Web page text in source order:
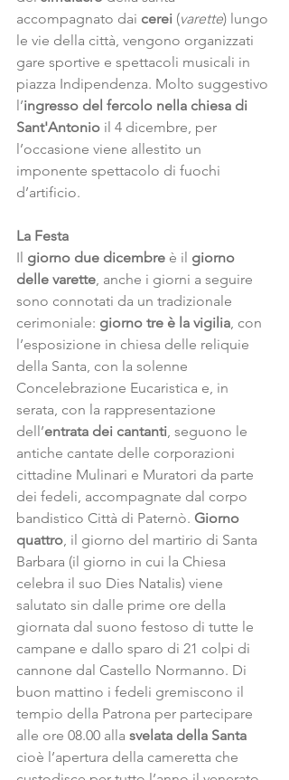
accompagnato dai cerei (varette) lungo
le vie della città, vengono organizzati
gare sportive e spettacoli musicali in
piazza Indipendenza. Molto suggestivo
l’ingresso del fercolo nella chiesa di
Sant'Antonio il 4 dicembre, per
l’occasione viene allestito un
imponente spettacolo di fuochi
d’artificio.
La Festa
Il giorno due dicembre è il giorno
delle varette, anche i giorni a seguire
sono connotati da un tradizionale
cerimoniale: giorno tre è la vigilia, con
l’esposizione in chiesa delle reliquie
della Santa, con la solenne
Concelebrazione Eucaristica e, in
serata, con la rappresentazione
dell’entrata dei cantanti, seguono le
antiche cantate delle corporazioni
cittadine Mulinari e Muratori da parte
dei fedeli, accompagnate dal corpo
bandistico Città di Paternò. Giorno
quattro, il giorno del martirio di Santa
Barbara (il giorno in cui la Chiesa
celebra il suo Dies Natalis) viene
salutato sin dalle prime ore della
giornata dal suono festoso di tutte le
campane e dallo sparo di 21 colpi di
cannone dal Castello Normanno. Di
buon mattino i fedeli gremiscono il
tempio della Patrona per partecipare
alle ore 08.00 alla svelata della Santa
cioè l’apertura della cameretta che